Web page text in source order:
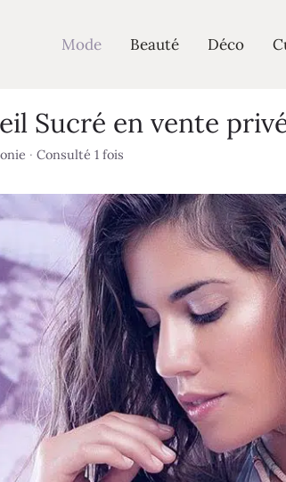
Mode Beauté Déco
Sucré en vente
· Consulté 1 fois